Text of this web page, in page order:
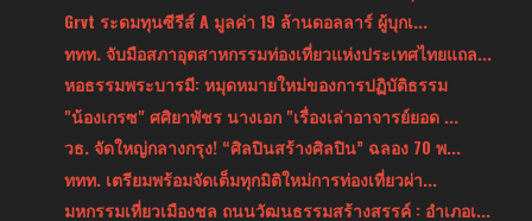
Grvt ระดมทุนซีรีส์ A มูลค่า 19 ล้านดอลลาร์ ผู้บุกเ...
ททท. จับมือสภาอุตสาหกรรมท่องเที่ยวแห่งประเทศไทยแถล...
หอธรรมพระบารมี: หมุดหมายใหม่ของการปฏิบัติธรรม
"น้องเกรซ" ศศิยาพัชร นางเอก "เรื่องเล่าอาจารย์ยอด ...
วธ. จัดใหญ่กลางกรุง! “ศิลปินสร้างศิลปิน” ฉลอง 70 พ...
ททท. เตรียมพร้อมจัดเต็มทุกมิติใหม่การท่องเที่ยวผ่า...
มหกรรมเที่ยวเมืองชล ถนนวัฒนธรรมสร้างสรรค์ : อำเภอเ...